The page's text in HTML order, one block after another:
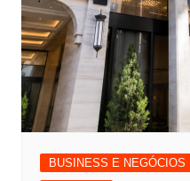
BUSINESS E NEGÓCIOS